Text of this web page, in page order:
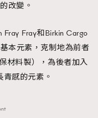
改變。
Fray和Birkin Cargo
本元素，克制地為前者
材料製），為後者加入
感的元素。